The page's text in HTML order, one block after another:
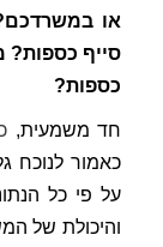
או
סייף
כספות?
חד משמעית,
כאמור לנוכח
על פי כל
והיכולת של